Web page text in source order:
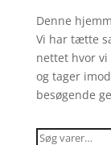
Denne
Vi har tætte
nettet hvor
og tager
besøgende
Søg